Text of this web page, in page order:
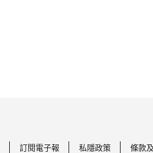
訂閱電子報 私隱政策 條款